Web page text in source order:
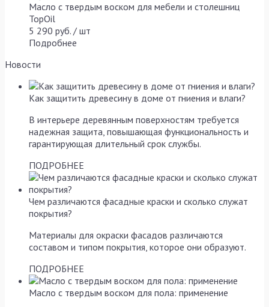
Масло с твердым воском для мебели и столешниц
TopOil
5 290 руб. / шт
Подробнее
Новости
Как защитить древесину в доме от гниения и влаги?
В интерьере деревянным поверхностям требуется
надежная защита, повышающая функциональность и
гарантирующая длительный срок службы.
ПОДРОБНЕЕ
Чем различаются фасадные краски и сколько служат
покрытия?
Материалы для окраски фасадов различаются
составом и типом покрытия, которое они образуют.
ПОДРОБНЕЕ
Масло с твердым воском для пола: применение